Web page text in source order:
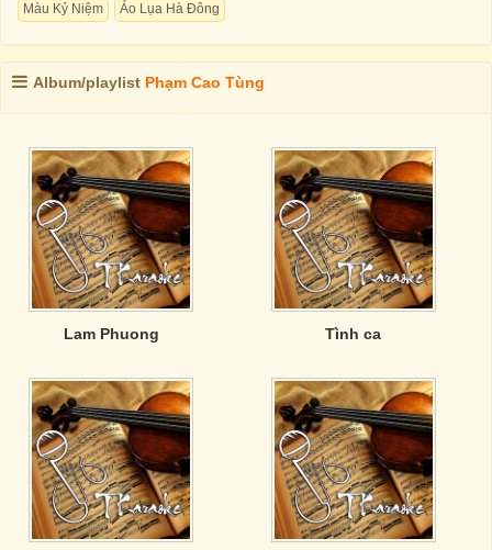
Màu Kỷ Niệm
Áo Lụa Hà Đông
Album/playlist Phạm Cao Tùng
Lam Phuong Tình ca